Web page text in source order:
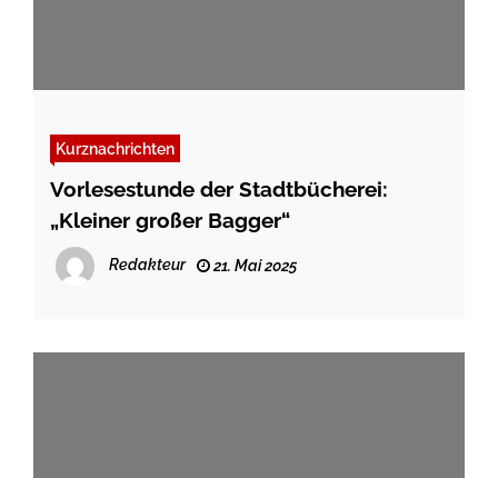
Kurznachrichten
Vorlesestunde der Stadtbücherei:
„Kleiner großer Bagger“
Redakteur 21. Mai 2025